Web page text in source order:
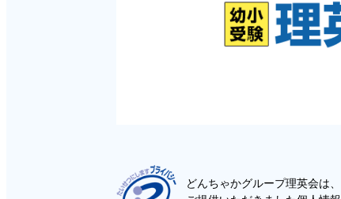
どんちゃかグループ理英会は、